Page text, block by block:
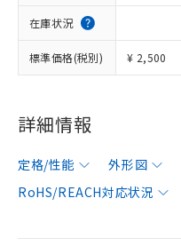
在庫状況
標準価格(税別) ¥ 2,500
詳細情報
定格/性能 外形図
RoHS/REACH対応状況